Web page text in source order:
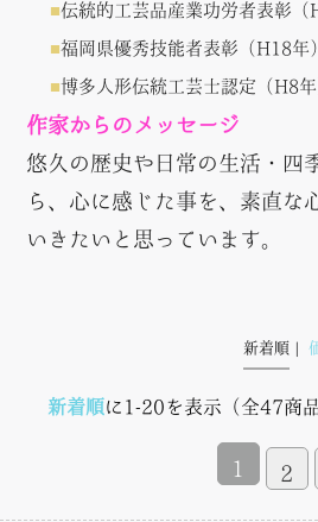
伝統的工芸品産業功労者表彰（
福岡県優秀技能者表彰（H18年）
博多人形伝統工芸士認定（H8年
作家からのメッセージ
悠久の歴史や日常の生活・四
ら、心に感じた事を、素直な
いきたいと思っています。
新着順
新着順に1-20を表示（全47商品
1 2